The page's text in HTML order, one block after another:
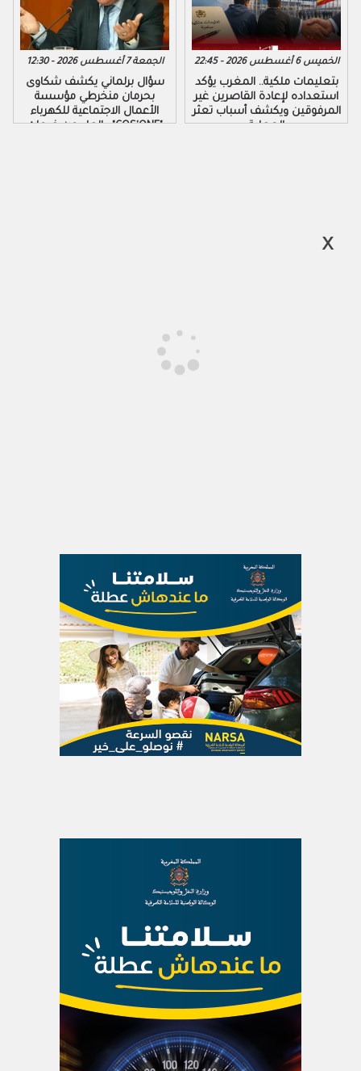
الجمعة 7 أغسطس 2026 - 12:30
سؤال برلماني يكشف شكاوى
بحرمان منخرطي مؤسسة
الأعمال الاجتماعية للكهرباء
والماء من خدمات "COS'ONE"
الخميس 6 أغسطس 2026 - 22:45
بتعليمات ملكية.. المغرب يؤكد
استعداده لإعادة القاصرين غير
المرفوقين ويكشف أسباب تعثر
العملية